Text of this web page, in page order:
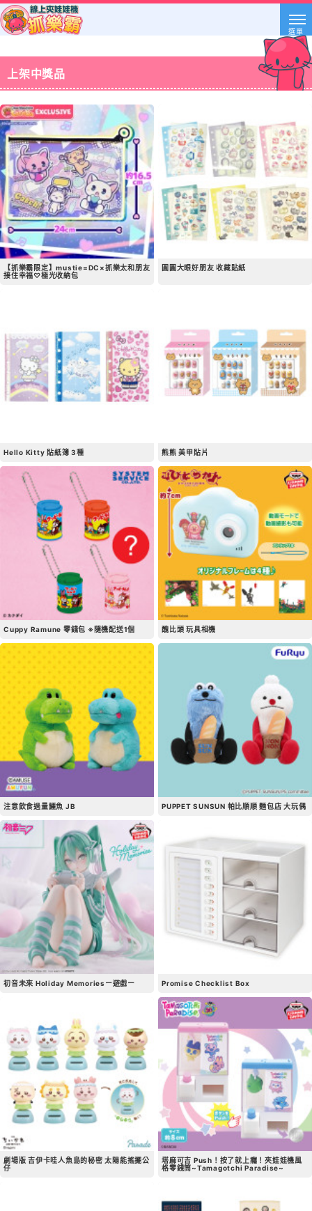
選單
上架中獎品
【抓樂霸限定】mustie=DC×抓樂太和朋友
接住幸福♡極光收納包
圓圓大眼好朋友 收藏貼紙
Hello Kitty 貼紙簿 3種 熊熊 美甲貼片
Cuppy Ramune 零錢包 ※隨機配送1個 醜比頭 玩具相機
注意飲食過量鱷魚 JB PUPPET SUNSUN 帕比順順 麵包店 大玩偶
初音未來 Holiday Memoriesー遊戲ー Promise Checklist Box
劇場版 吉伊卡哇人魚島的秘密 太陽能搖擺公
仔
塔麻可吉 Push！按了就上癮！夾娃娃機風
格零錢筒~Tamagotchi Paradise~